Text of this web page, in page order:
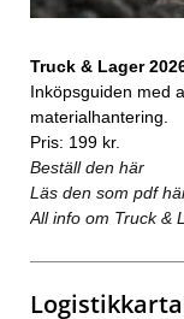
Truck & Lager
Inköpsguiden med
materialhantering.
Pris: 199 kr.
Beställ den här
Läs den som pdf
All info om Truck &